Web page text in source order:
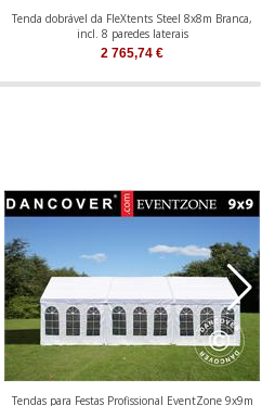
Tenda dobrável da FleXtents Steel 8x8m Branca,
incl. 8 paredes laterais
2 765,74 €
Tendas para Festas Profissional EventZone 9x9m